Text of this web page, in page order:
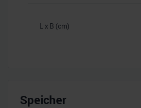
L x B (cm)
Speicher